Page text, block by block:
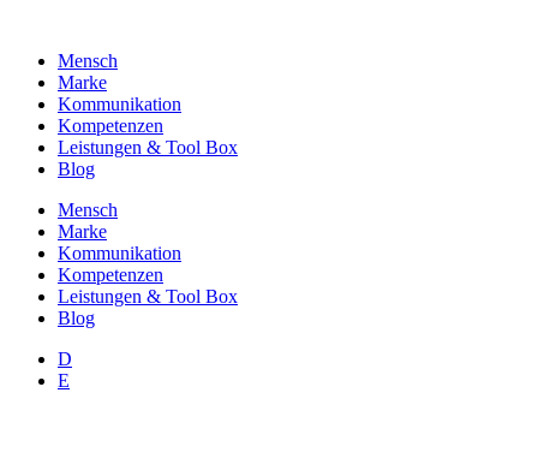
wechselnMensch
Marke
Kommunikation
Kompetenzen
Leistungen & Tool Box
Blog
Mensch
Marke
Kommunikation
Kompetenzen
Leistungen & Tool Box
Blog
D
E